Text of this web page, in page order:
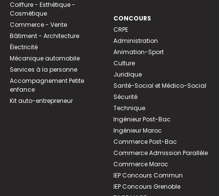
Coiffure - Esthétique -
Cosmétique
Commerce - Vente
Bâtiment - Architecture
Électricité
Mécanique automobile
Services à la personne
Accompagnement Petite
enfance
Kit auto-entrepreneur
CONCOURS
CRPE
Administration
Animation-Sport
Culture
Juridique
Santé-Social et Médico-Social
Sécurité
Technique
Ingénieur Post-Bac
Ingénieur Maroc
Commerce Post-Bac
Commerce Admission Parallèle
Commerce Maroc
IEP Concours Commun
IEP Concours Grenoble